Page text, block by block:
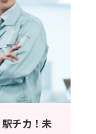
チカ！未